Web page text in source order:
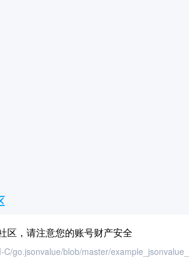
区，请注意您的账号财产安全
go.jsonvalue/blob/master/